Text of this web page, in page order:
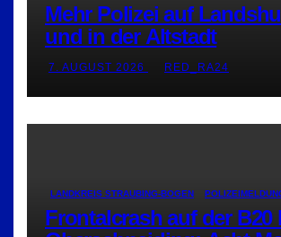
Mehr Polizei auf
und in der Altstadt
7. AUGUST 2026 RED_RA24
LANDKREIS STRAUBING-BOGEN
Frontalcrash auf der B20